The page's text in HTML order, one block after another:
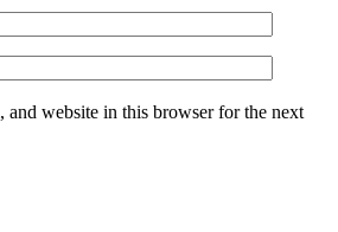
and website in this browser for the next